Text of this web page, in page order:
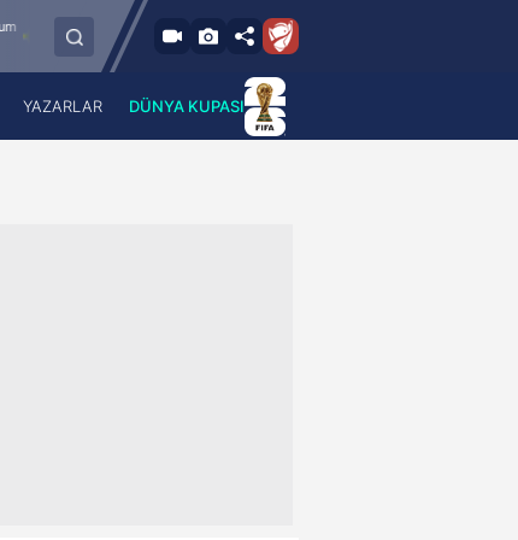
Esenler Erokspor Hesap.com Antalyaspor
A Haber Radyo
YAZARLAR DÜNYA KUPASI